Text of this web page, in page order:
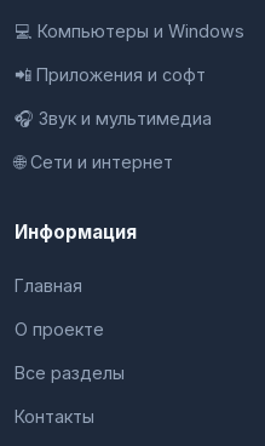
💻 Компьютеры и Windows
📲 Приложения и софт
🎧 Звук и мультимедиа
🌐 Сети и интернет
Информация
Главная
О проекте
Все разделы
Контакты